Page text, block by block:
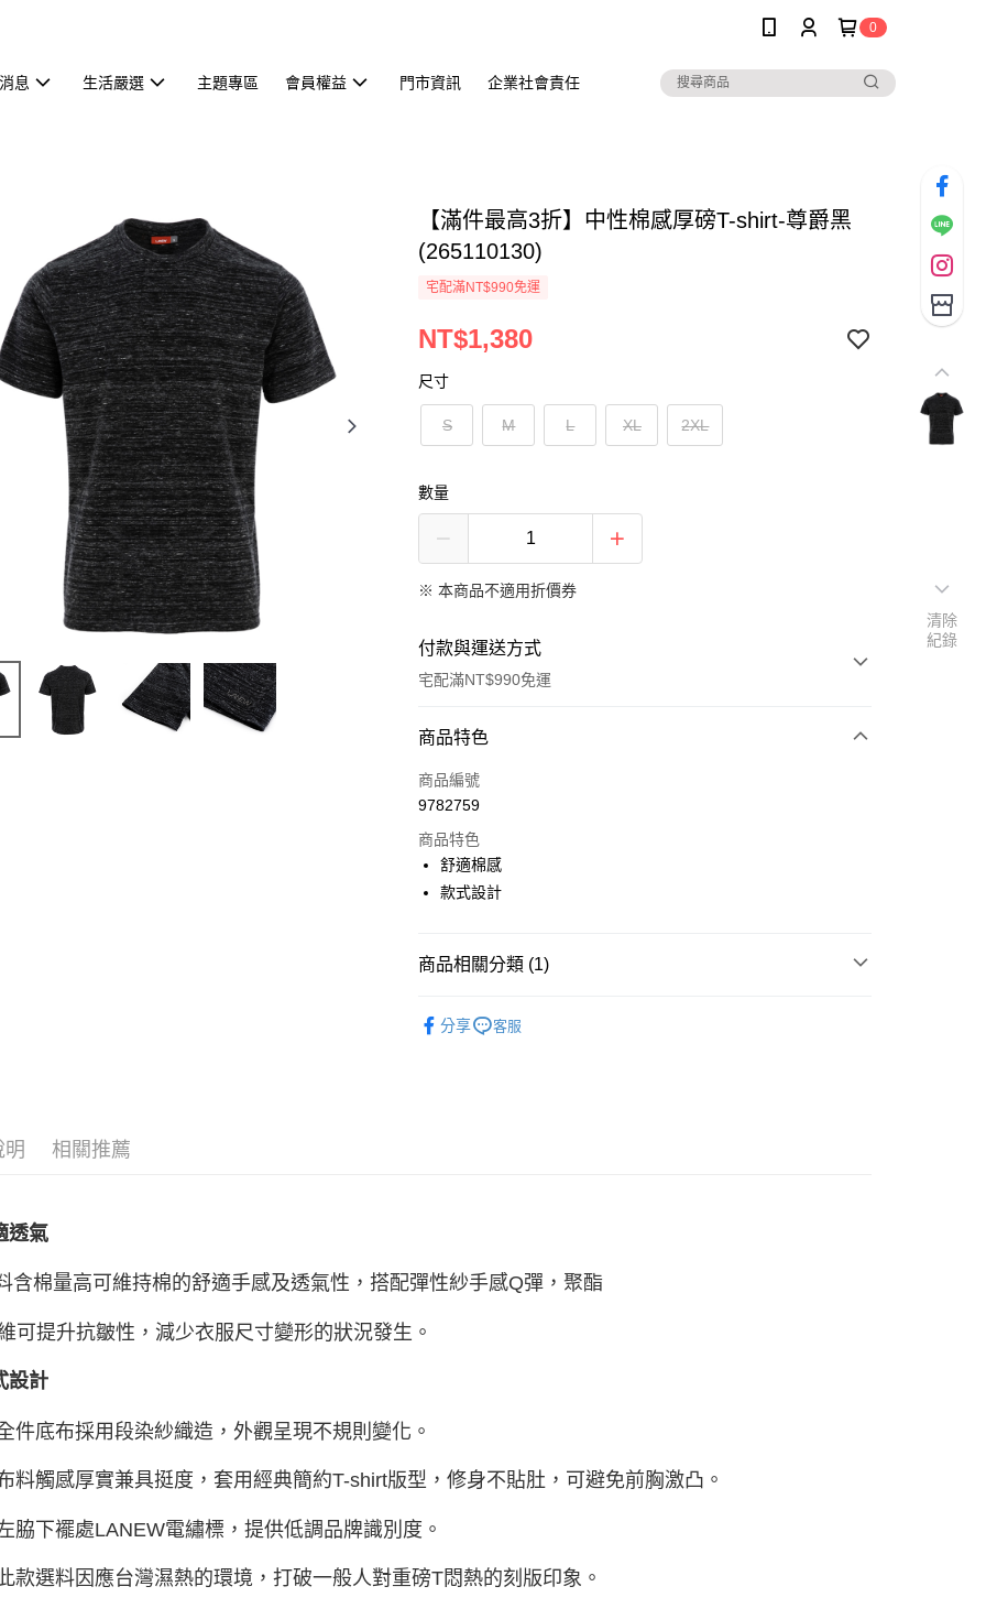
0
息 生活嚴選 主題專區 會員權益 門市資訊 企業社會責任
【滿件最高3折】中性棉感厚磅T-shirt-尊爵黑
(265110130)
宅配滿NT$990免運
NT$1,380
尺寸
S M L XL 2XL
數量
※ 本商品不適用折價券
付款與運送方式
宅配滿NT$990免運
付款方式
信用卡一次付款
Apple Pay
悠遊付
ATM付款
商品特色
商品編號
9782759
商品特色
舒適棉感
款式設計
商品相關分類 (1)
分享
客服
明 相關推薦
透氣
含棉量高可維持棉的舒適手感及透氣性，搭配彈性紗手感Q彈，聚酯
可提升抗皺性，減少衣服尺寸變形的狀況發生。
設計
件底布採用段染紗織造，外觀呈現不規則變化。
料觸感厚實兼具挺度，套用經典簡約T-shirt版型，修身不貼肚， 可避免前胸激凸。
脇下襬處LANEW電繡標，提供低調品牌識別度。
款選料因應台灣濕熱的環境，打破一般人對重磅T悶熱的刻版印象。
清除
紀錄